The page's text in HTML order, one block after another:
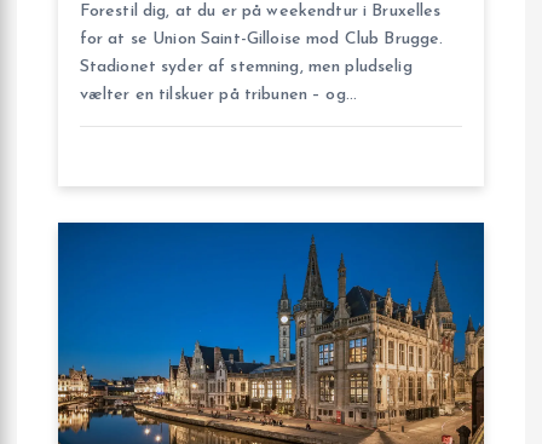
o
Forestil dig, at du er på weekendtur i Bruxelles
for at se Union Saint-Gilloise mod Club Brugge.
Stadionet syder af stemning, men pludselig
vælter en tilskuer på tribunen – og…